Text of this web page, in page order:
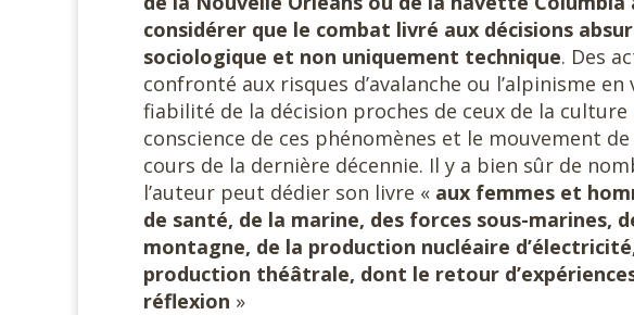
considérer que le combat livré aux décisions
sociologique et non uniquement technique. Des
confronté aux risques d’avalanche ou l’alpinisme
fiabilité de la décision proches de ceux de la
conscience de ces phénomènes et le mouvement
cours de la dernière décennie. Il y a bien sûr de
l’auteur peut dédier son livre « aux femmes et
de santé, de la marine, des forces sous-marines,
montagne, de la production nucléaire
production théâtrale, dont le retour
réflexion »